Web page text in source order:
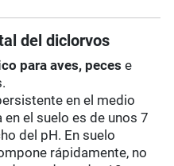
del diclorvos
para aves, peces e
en el medio
el suelo es de unos 7
del pH. En suelo
rápidamente, no